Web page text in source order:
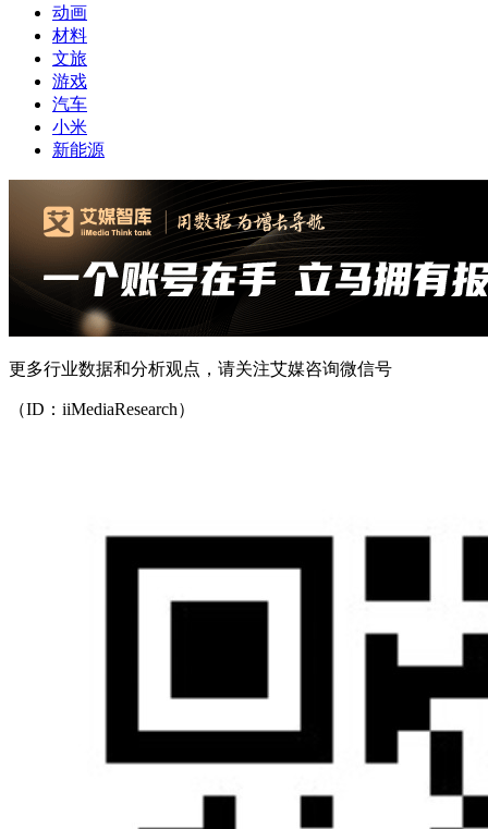
动画
材料
文旅
游戏
汽车
小米
新能源
更多行业数据和分析观点，请关注艾媒咨询微信号
（ID：iiMediaResearch）